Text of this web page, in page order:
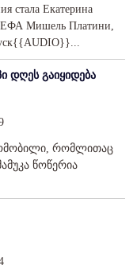
стала Екатерина
Мишель Платини,
დღეს გაიყიდება
რომლითაც
წოწერია